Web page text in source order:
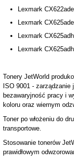
Lexmark
Lexmark
Lexmark
Lexmark
Tonery JetWorld
ISO 9001 -
bezawaryjność pracy i
koloru oraz wiernym
Toner po włożeniu do
transportowe.
Stosowanie tonerów
prawidłowym